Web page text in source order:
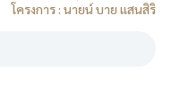
โครงการ : นายน์ บาย แสนสิริ